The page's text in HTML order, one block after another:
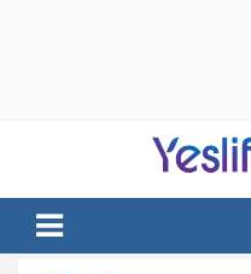
notizie di intrattenimento